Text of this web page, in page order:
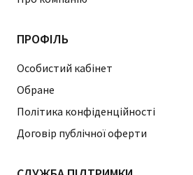
ПРОФІЛЬ
Особистий кабінет
Обране
Політика конфіденційності
Договір публічної оферти